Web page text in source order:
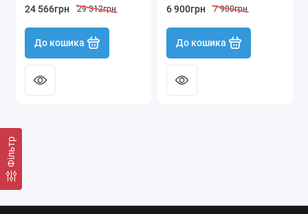
Фільтр
High Arc Pullout Kitchen
Faucet Хром
24 566грн 29 312грн
До кошика
6 900грн 7 900грн
До кошика